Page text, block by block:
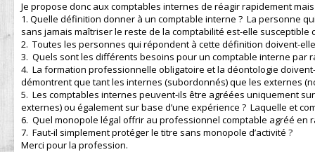
Je propose donc aux comptables internes de réagir rapidement
1. Quelle définition donner à un comptable interne ? La personne
sans jamais maîtriser le reste de la comptabilité est-elle susceptible
2. Toutes les personnes qui répondent à cette définition doivent-
3. Quels sont les différents besoins pour un comptable interne par
4. La formation professionnelle obligatoire et la déontologie
démontrent que tant les internes (subordonnés) que les externes
5. Les comptables internes peuvent-ils être agréées uniquement
externes) ou également sur base d’une expérience ? Laquelle et
6. Quel monopole légal offrir au professionnel comptable agréé en
7. Faut-il simplement protéger le titre sans monopole d’activité ?
Merci pour la profession.